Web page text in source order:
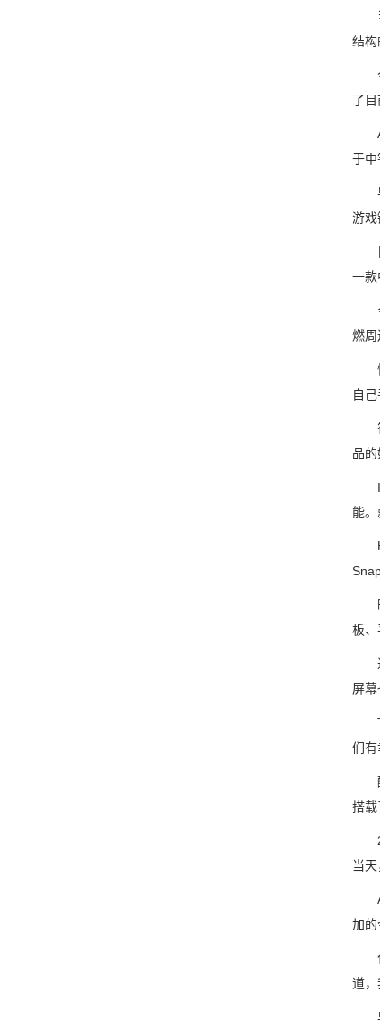
当
结
今
了
于
早
游戏
目
一款
今
燃周
性
自
智
品
能
时
板、
近
屏
们有
酷
搭载
当
A3
加的
什
道，
早